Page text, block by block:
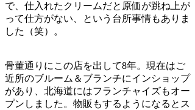
で、仕入れたクリームだと原価が跳ね上が
って仕方がない、という台所事情もありま
した（笑）。
骨董通りにこの店を出して8年。現在はご
近所のブルーム＆ブランチにインショップ
があり、北海道にはフランチャイズもオー
プンしました。物販もするようになるとス